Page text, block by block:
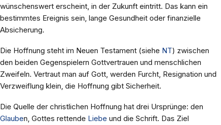
wünschenswert erscheint, in der Zukunft eintritt. Das kann ein
bestimmtes Ereignis sein, lange Gesundheit oder finanzielle
Absicherung.
Die Hoffnung steht im Neuen Testament (siehe NT) zwischen
den beiden Gegenspielern Gottvertrauen und menschlichen
Zweifeln. Vertraut man auf Gott, werden Furcht, Resignation und
Verzweiflung klein, die Hoffnung gibt Sicherheit.
Die Quelle der christlichen Hoffnung hat drei Ursprünge: den
Glauben, Gottes rettende Liebe und die Schrift. Das Ziel